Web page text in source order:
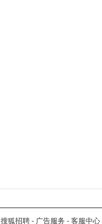
搜狐招聘 - 广告服务 - 客服中心